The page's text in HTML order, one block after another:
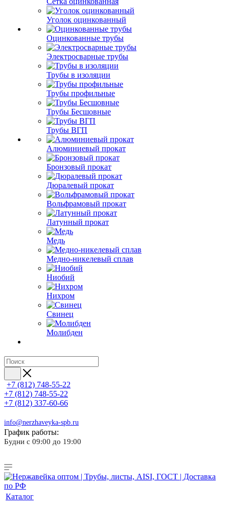
Уголок оцинкованный
Оцинкованные трубы
Электросварные трубы
Трубы в изоляции
Трубы профильные
Трубы Бесшовные
Трубы ВГП
Алюминиевый прокат
Бронзовый прокат
Дюралевый прокат
Вольфрамовый прокат
Латунный прокат
Медь
Медно-никелевый сплав
Ниобий
Нихром
Свинец
Молибден
+7 (812) 748-55-22
+7 (812) 748-55-22
+7 (812) 337-60-66
info@nerzhaveyka-spb.ru
График работы:
Будни с 09:00 до 19:00
Каталог